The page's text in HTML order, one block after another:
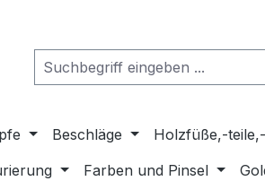
Beschläge Holzfüße,-
Farben und Pinsel